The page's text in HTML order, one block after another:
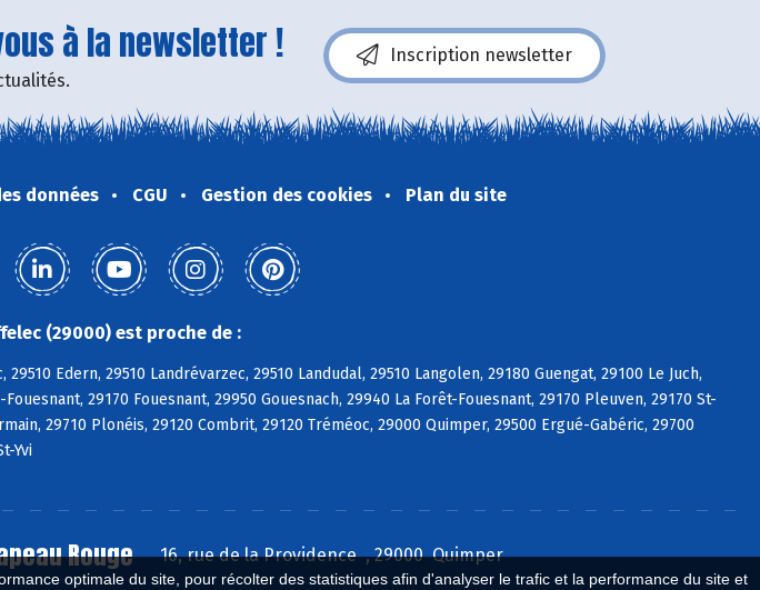
optimale du site, pour récolter des statistiques afin d'analyser le trafic et la performance du site et
à la newsletter ! Inscription newsletter
données CGU Gestion des cookies Plan du site
(29000) est proche de :
Edern, 29510 Landrévarzec, 29510 Landudal, 29510 Langolen, 29180 Guengat, 29100 Le Juch,
29170 Fouesnant, 29950 Gouesnach, 29940 La Forêt-Fouesnant, 29170 Pleuven, 29170 St-
29710 Plonéis, 29120 Combrit, 29120 Tréméoc, 29000 Quimper, 29500 Ergué-Gabéric, 29700
Yvi
Rouge
16, rue de la Providence , 29000 Quimper